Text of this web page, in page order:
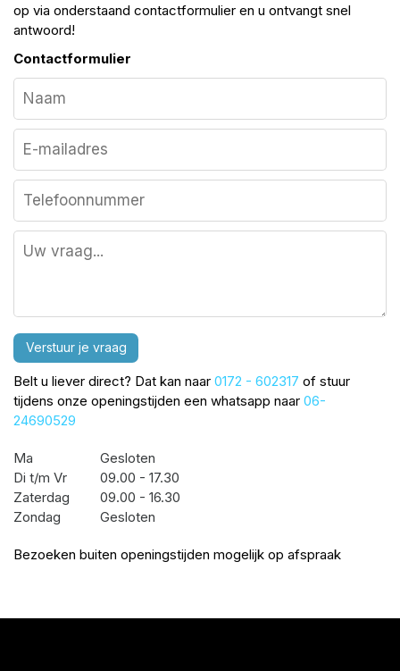
op via onderstaand contactformulier en u ontvangt snel
antwoord!
Contactformulier
Verstuur je vraag
Belt u liever direct? Dat kan naar 0172 - 602317 of stuur
tijdens onze openingstijden een whatsapp naar 06-
24690529
Ma
Gesloten
Di t/m Vr
09.00 - 17.30
Zaterdag
09.00 - 16.30
Zondag
Gesloten
Bezoeken buiten openingstijden mogelijk op afspraak